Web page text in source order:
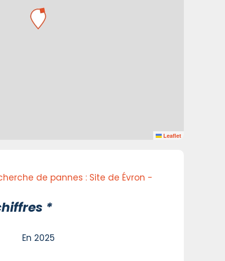
Leaflet
de pannes : Site de Évron -
*
En 2025